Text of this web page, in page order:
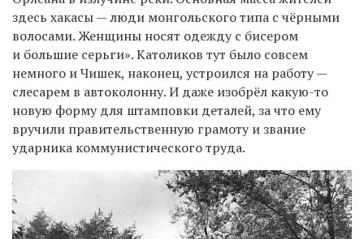
здесь хакасы — люди монгольского типа с чёрными
волосами. Женщины носят одежду с бисером
и большие серьги». Католиков тут было совсем
немного и Чишек, наконец, устроился на работу —
слесарем в автоколонну. И даже изобрёл какую-то
новую форму для штамповки деталей, за что ему
вручили правительственную грамоту и звание
ударника коммунистического труда.